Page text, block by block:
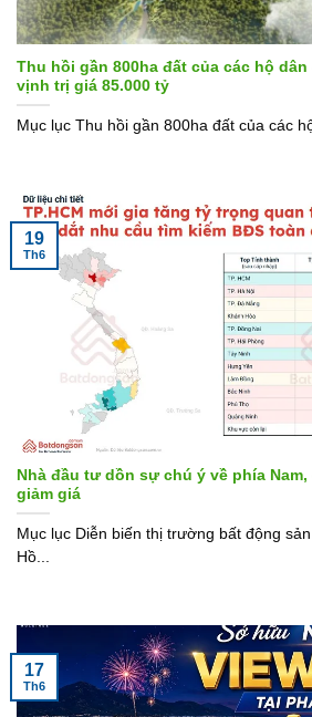
Thu hồi gần 800ha đất của các hộ
vịnh trị giá 85.000 tỷ
Mục lục Thu hồi gần 800ha đất của các
Nhà đầu tư dồn sự chú ý về phía
giảm giá
Mục lục Diễn biến thị trường bất động
Hồ...
19
Th6
17
Th6